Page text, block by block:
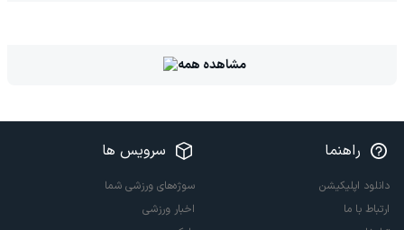
مشاهده همه
راهنما
دانلود اپلیکیشن
ارتباط با ما
سرویس ها
سوژه‌های ورزشی شما
اخبار ورزشی